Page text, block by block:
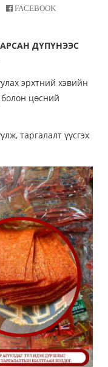
FACEBOOK
ДҮПҮНЭЭС
эрхтний хэвийн
болон цөсний
таргалалт үүсгэх